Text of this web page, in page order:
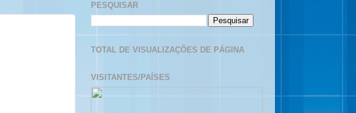
PESQUISAR
TOTAL DE VISUALIZAÇÕES DE PÁGINA
VISITANTES/PAÍSES